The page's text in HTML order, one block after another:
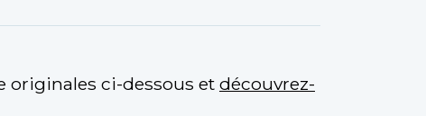
originales ci-dessous et découvrez-